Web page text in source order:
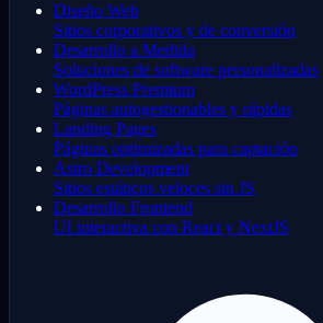
Diseño Web
Sitios corporativos y de conversión
Desarrollo a Medida
Soluciones de software personalizadas
WordPress Premium
Páginas autogestionables y rápidas
Landing Pages
Páginas optimizadas para captación
Astro Development
Sitios estáticos veloces sin JS
Desarrollo Frontend
UI interactiva con React y NextJS